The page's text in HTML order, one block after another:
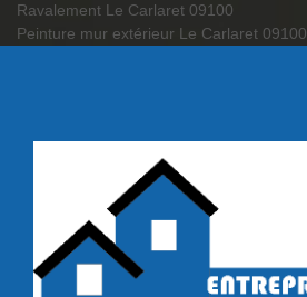
Ravalement Le Carlaret 09100
Peinture mur extérieur Le Carlaret 09100